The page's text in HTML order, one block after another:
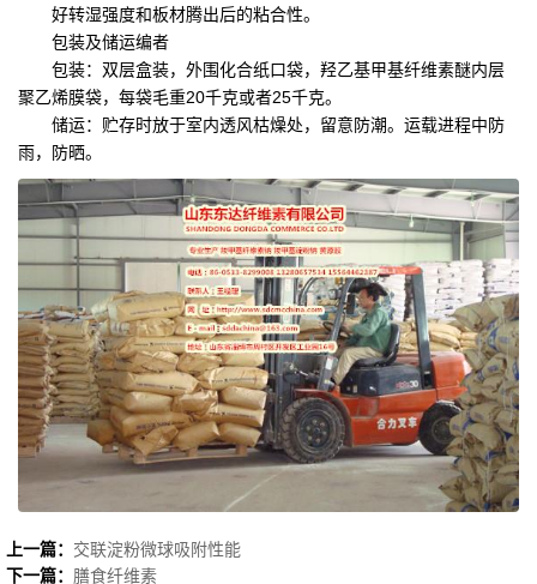
好转湿强度和板材腾出后的粘合性。
包装及储运编者
包装：双层盒装，外围化合纸口袋，羟乙基甲基纤维素醚内层
聚乙烯膜袋，每袋毛重20千克或者25千克。
储运：贮存时放于室内透风枯燥处，留意防潮。运载进程中防
雨，防晒。
上一篇： 交联淀粉微球吸附性能
下一篇： 膳食纤维素